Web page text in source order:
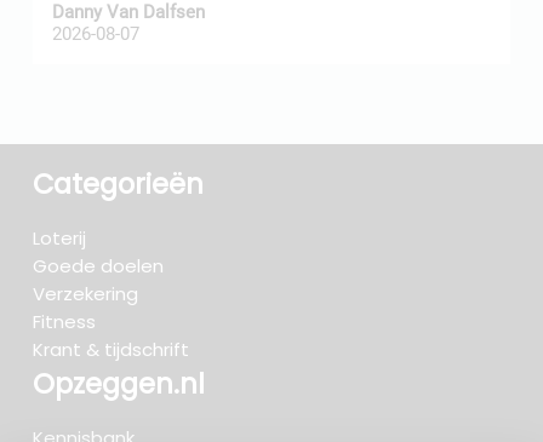
Danny Van Dalfsen
2026-08-07
Categorieën
Loterij
Goede doelen
Verzekering
Fitness
Krant & tijdschrift
Opzeggen.nl